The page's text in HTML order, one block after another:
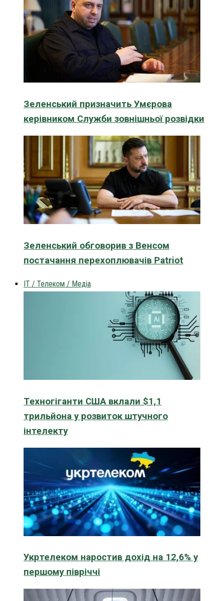
Зеленський призначить Умєрова
керівником Служби зовнішньої розвідки
Зеленський обговорив з Венсом
постачання перехоплювачів Patriot
IT / Телеком / Медіа
Техногіганти США вклали $1,1
трильйона у розвиток штучного
інтелекту
Укртелеком наростив дохід на 12,6% у
першому півріччі